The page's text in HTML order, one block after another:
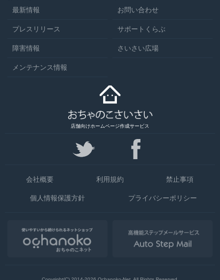
最新情報
プレスリリース
障害情報
メンテナンス情報
お問い合わせ
サポートくらぶ
さいさい広場
店舗向けホームページ作成サービス
会社概要 利用規約 禁止事項
個人情報保護方針 プライバシーポリシー